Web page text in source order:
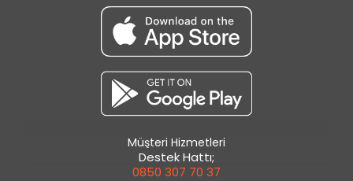
Müşteri Hizmetleri
Destek Hattı;
0850 307 70 37